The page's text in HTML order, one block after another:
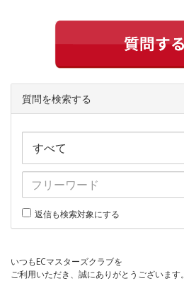
質問を検索する
返信も検索対象にする
いつもECマスターズクラブを
ご利用いただき、誠にありがとうございます。